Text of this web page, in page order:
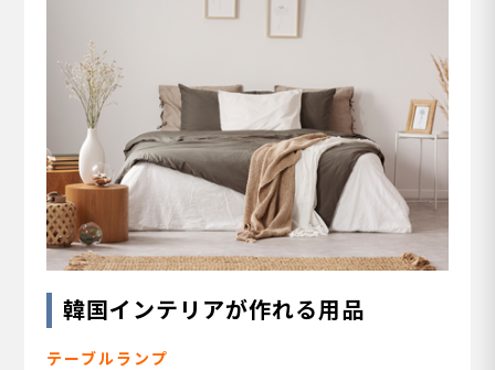
韓国インテリアが作れる用品
テーブルランプ